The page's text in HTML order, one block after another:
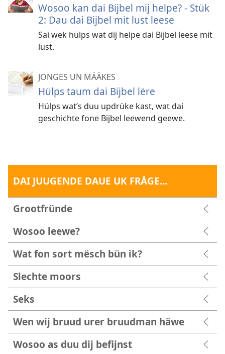
Wosoo kan dai Bijbel mij helpe? - Stük
2: Dau dai Bijbel mit lust leese
Sai wek hülps wat dij helpe dai Bijbel leese mit
lust.
JONGES UN MÄÄKES
Hülps taum dai Bijbel lëre
Hülps wat’s duu updrüke kast, wat dai
geschichte fone Bijbel leewend geewe.
DAI JUUGENDE DAUE UK FRÅGE...
Grootfründe
Wosoo leewe?
Wat fon sort mësch bün ik?
Slechte moors
Seks
Wen wij bruud urer bruudman häwe
Wosoo as duu dij befijnst